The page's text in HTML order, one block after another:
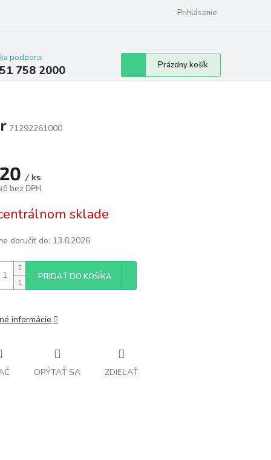
Prihlásenie
podpora:
758 2000
Nákupný
košík
Prázdny košík
71292261000
/ ks
bez DPH
sklade
doručiť do: 13.8.2026
PRIDAŤ DO KOŠÍKA
informácie
OPÝTAŤ SA ZDIEĽAŤ